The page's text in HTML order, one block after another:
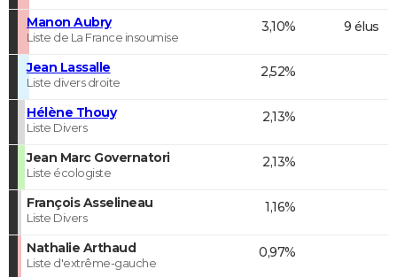
Manon Aubry
Liste de La France insoumise
3,10% 9 élus
Jean Lassalle
Liste divers droite
2,52%
Hélène Thouy
Liste Divers
2,13%
Jean Marc Governatori
Liste écologiste
2,13%
François Asselineau
Liste Divers
1,16%
Nathalie Arthaud
Liste d'extrême-gauche
0,97%